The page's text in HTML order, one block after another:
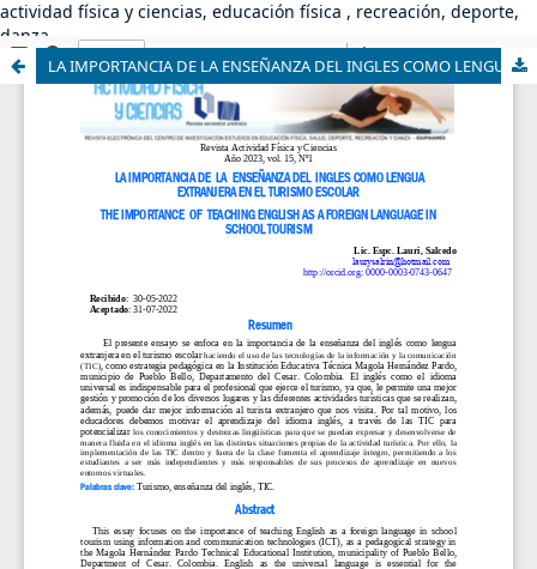
actividad física y ciencias, educación física , recreación, deporte,
danza
LA IMPORTANCIA DE LA ENSEÑANZA DEL INGLES COMO LENGUA EXTRANJERA EN EL TURISMO ESCOLAR